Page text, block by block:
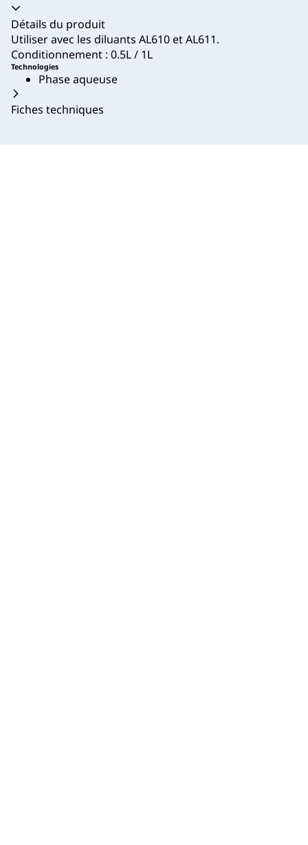
Accordéon fermé
Détails du produit
Utiliser avec les diluants AL610 et AL611.
Conditionnement : 0.5L / 1L
Technologies
Phase aqueuse
Fiches techniques